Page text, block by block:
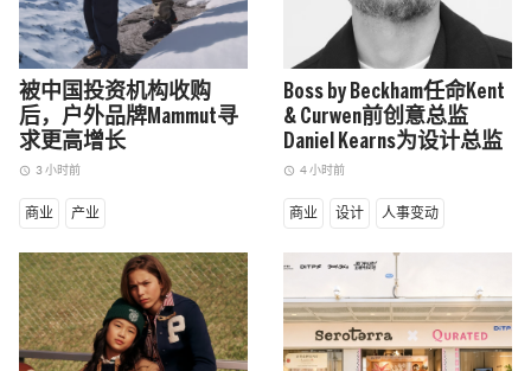
被中国投资机构收购
后，户外品牌Mammut寻
求更高增长
access_time 3 小时前
商业 产业
Boss by Beckham任命Kent
& Curwen前创意总监
Daniel Kearns为设计总监
access_time 4 小时前
商业 设计 人事变动